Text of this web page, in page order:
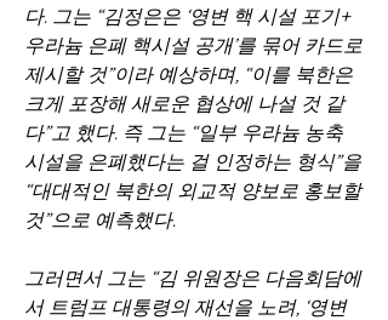
다. 그는 “김정은은 ‘영변 핵 시설 포기+
우라늄 은폐 핵시설 공개’를 묶어 카드로
제시할 것”이라 예상하며, “이를 북한은
크게 포장해 새로운 협상에 나설 것 같
다”고 했다. 즉 그는 “일부 우라늄 농축
시설을 은폐했다는 걸 인정하는 형식”을
“대대적인 북한의 외교적 양보로 홍보할
것”으로 예측했다.
그러면서 그는 “김 위원장은 다음회담에
서 트럼프 대통령의 재선을 노려, ‘영변